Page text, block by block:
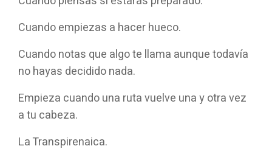
Cuando empiezas a hacer hueco.
Cuando notas que algo te llama aunque todavía
no hayas decidido nada.
Empieza cuando una ruta vuelve una y otra vez
a tu cabeza.
La Transpirenaica.